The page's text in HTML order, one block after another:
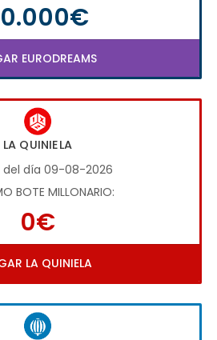
EURODREAMS
LA QUINIELA
del día 09-08-2026
BOTE MILLONARIO:
0€
LA QUINIELA